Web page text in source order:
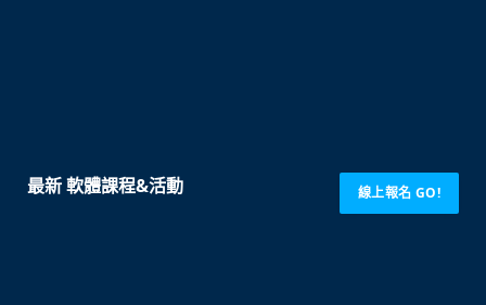
最新 軟體課程&活動 線上報名 GO!